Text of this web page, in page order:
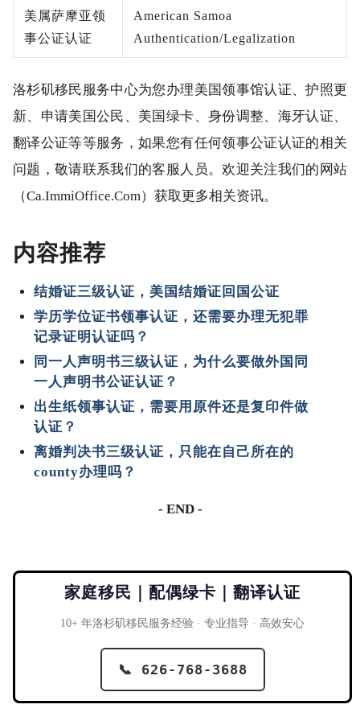
美属萨摩亚领
事公证认证
American Samoa
Authentication/Legalization
洛杉矶移民服务中心为您办理美国领事馆认证、护照更
新、申请美国公民、美国绿卡、身份调整、海牙认证、
翻译公证等等服务，如果您有任何领事公证认证的相关
问题，敬请联系我们的客服人员。欢迎关注我们的网站
（Ca.ImmiOffice.Com）获取更多相关资讯。
内容推荐
结婚证三级认证，美国结婚证回国公证
学历学位证书领事认证，还需要办理无犯罪
记录证明认证吗？
同一人声明书三级认证，为什么要做外国同
一人声明书公证认证？
出生纸领事认证，需要用原件还是复印件做
认证？
离婚判决书三级认证，只能在自己所在的
county办理吗？
- END -
家庭移民｜配偶绿卡｜翻译认证
10+ 年洛杉矶移民服务经验 · 专业指导 · 高效安心
📞 626-768-3688